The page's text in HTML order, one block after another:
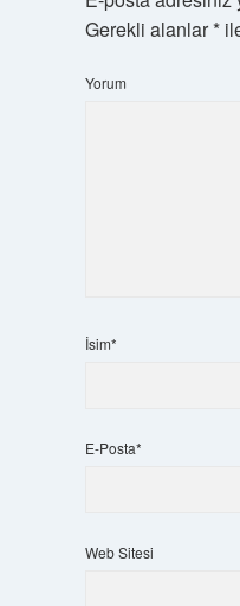
Gerekli alanlar*
Yorum
İsim*
E-Posta*
Web Sitesi